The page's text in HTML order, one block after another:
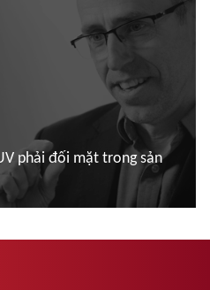
phải đối mặt trong sản